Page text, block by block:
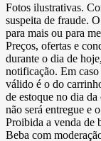
Fotos ilustrativas.
suspeita de fraude.
para mais ou para
Preços, ofertas e
durante o dia de
notificação. Em
válido é o do
de estoque no dia
não será entregue e
Proibida a venda de
Beba com